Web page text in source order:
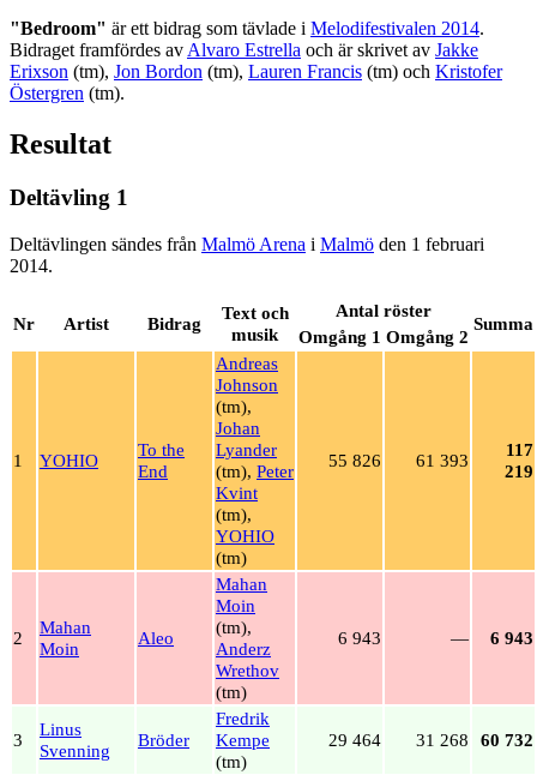
"Bedroom" är ett bidrag som tävlade i Melodifestivalen 2014.
Bidraget framfördes av Alvaro Estrella och är skrivet av Jakke
Erixson (tm), Jon Bordon (tm), Lauren Francis (tm) och Kristofer
Östergren (tm).
Resultat
Deltävling 1
Deltävlingen sändes från Malmö Arena i Malmö den 1 februari
2014.
Nr Artist Bidrag
Text och
musik
Antal röster
Summa
Omgång 1 Omgång 2
1 YOHIO
To the
End
Andreas
Johnson
(tm),
Johan
Lyander
(tm), Peter
Kvint
(tm),
YOHIO
(tm)
55 826 61 393
117
219
2
Mahan
Moin
Aleo
Mahan
Moin
(tm),
Anderz
Wrethov
(tm)
6 943 — 6 943
3
Linus
Svenning
Bröder
Fredrik
Kempe
(tm)
29 464 31 268 60 732